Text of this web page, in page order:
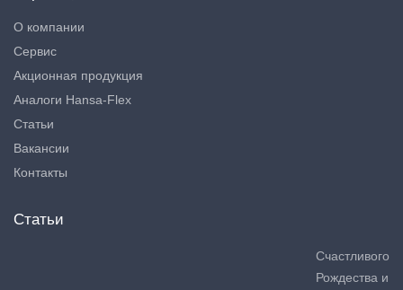
О компании
Сервис
Акционная продукция
Аналоги Hansa-Flex
Статьи
Вакансии
Контакты
Статьи
Счастливого
Рождества и